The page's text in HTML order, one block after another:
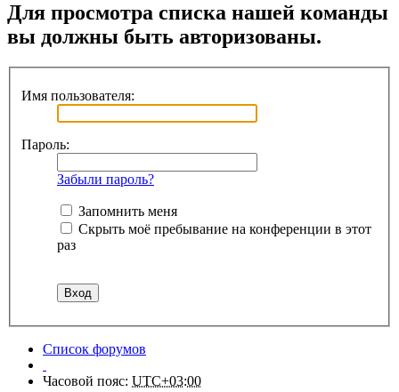
Для просмотра списка нашей команды
вы должны быть авторизованы.
Имя пользователя:
Пароль:
Забыли пароль?
Запомнить меня
Скрыть моё пребывание на конференции в этот
раз
Список форумов
Часовой пояс: UTC+03:00